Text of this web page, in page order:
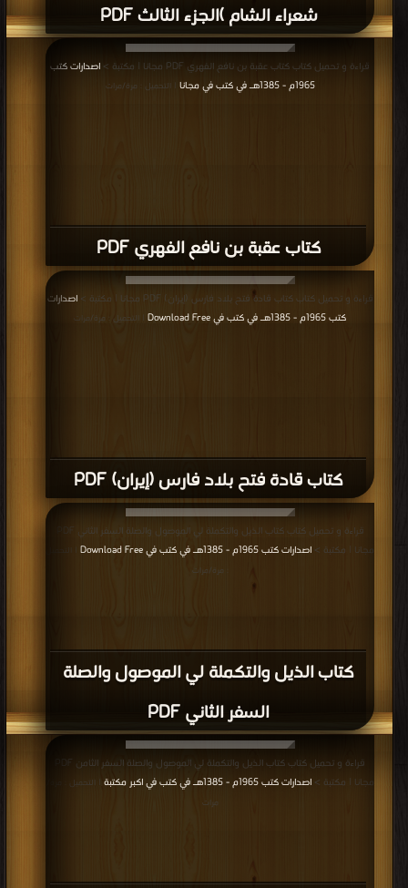
شعراء الشام )الجزء الثالث PDF
كتاب عقبة بن نافع الفهري PDF
قراءة و تحميل كتاب كتاب عقبة بن نافع الفهري PDF مجانا | مكتبة >
اصدارات كتب
1965م - 1385هـ في كتب في مجانا
| التحميل : مرة/مرات
كتاب قادة فتح بلاد فارس (إيران) PDF
قراءة و تحميل كتاب كتاب قادة فتح بلاد فارس (إيران) PDF مجانا | مكتبة >
اصدارات
كتب 1965م - 1385هـ في كتب في Download Free
| التحميل : مرة/مرات
كتاب الذيل والتكملة لي الموصول والصلة
السفر الثاني PDF
قراءة و تحميل كتاب كتاب الذيل والتكملة لي الموصول والصلة السفر الثاني PDF
مجانا | مكتبة > اصدارات كتب 1965م - 1385هـ في كتب في Download Free
: مرة/مرات
قراءة و تحميل كتاب كتاب الذيل والتكملة لي الموصول والصلة السفر الثامن PDF
مجانا | مكتبة >اصدارات كتب 1965م - 1385هـ في كتب في اكبر مكتبة
| التحميل : مرة/
مرات